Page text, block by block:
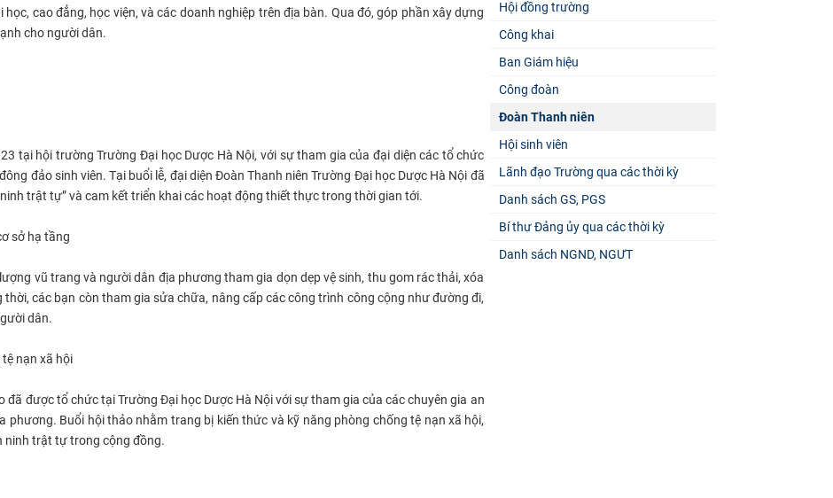
cao đẳng, học viện, và các doanh nghiệp trên địa bàn. Qua đó, góp phần xây dựng
cho người dân.
tại hội trường Trường Đại học Dược Hà Nội, với sự tham gia của đại diện các tổ chức
đảo sinh viên. Tại buổi lễ, đại diện Đoàn Thanh niên Trường Đại học Dược Hà Nội đã
trật tự” và cam kết triển khai các hoạt động thiết thực trong thời gian tới.
sở hạ tầng
vũ trang và người dân địa phương tham gia dọn dẹp vệ sinh, thu gom rác thải, xóa
các bạn còn tham gia sửa chữa, nâng cấp các công trình công cộng như đường đi,
dân.
nạn xã hội
được tổ chức tại Trường Đại học Dược Hà Nội với sự tham gia của các chuyên gia an
phương. Buổi hội thảo nhằm trang bị kiến thức và kỹ năng phòng chống tệ nạn xã hội,
ninh trật tự trong cộng đồng.
Hội đồng trường
Công khai
Ban Giám hiệu
Công đoàn
Đoàn Thanh niên
Hội sinh viên
Lãnh đạo Trường qua các thời kỳ
Danh sách GS, PGS
Bí thư Đảng ủy qua các thời kỳ
Danh sách NGND, NGƯT